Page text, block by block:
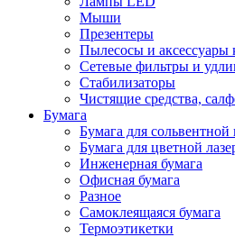
Мыши
Презентеры
Пылесосы и аксессуары
Сетевые фильтры и
Стабилизаторы
Чистящие средства,
Бумага
Бумага для сольвентной
Бумага для цветной
Инженерная бумага
Офисная бумага
Разное
Самоклеящаяся бумага
Термоэтикетки